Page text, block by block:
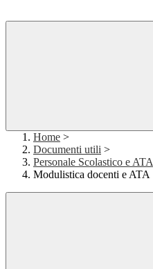
Home >
Documenti utili >
Personale Scolastico e ATA
Modulistica docenti e ATA